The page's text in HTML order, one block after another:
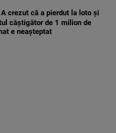
A crezut că a pierdut la loto și
câștigător de 1 milion de
e neașteptat